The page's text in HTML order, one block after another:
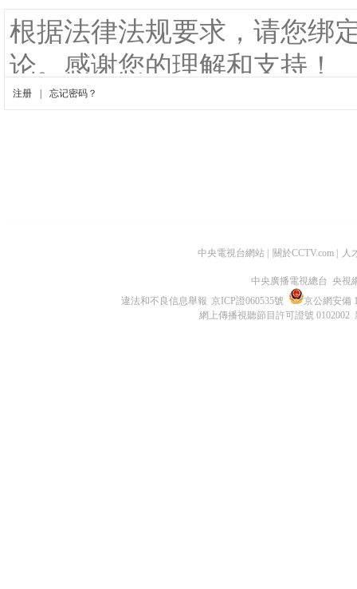
中央電視台網站 關於CCTV.com 人
中央廣播電視總台 央視
違法和不良信息舉報 京ICP證060535號
京公網安備
網上傳播視聽節目許可證號 0102002